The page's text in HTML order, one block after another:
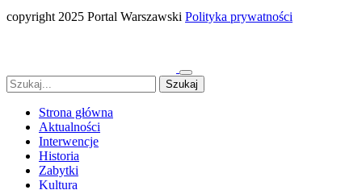
copyright 2025 Portal Warszawski Polityka prywatności
Strona główna
Aktualności
Interwencje
Historia
Zabytki
Kultura